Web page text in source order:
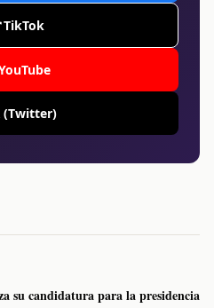
TikTok
(Twitter)
su candidatura para la presidencia